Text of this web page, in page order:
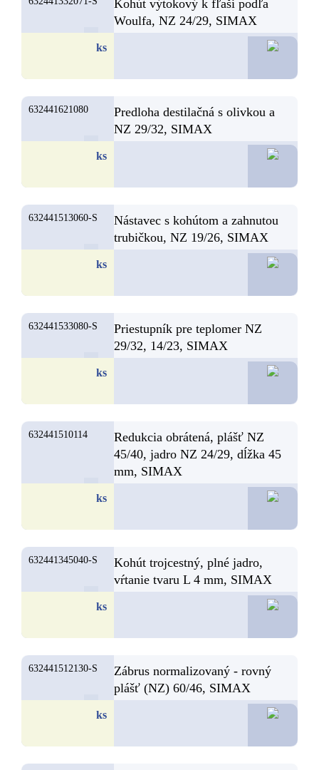
Kohút výtokový k fľaši podľa
Woulfa, NZ 24/29, SIMAX
ks
632441621080
Predloha destilačná s olivkou a
NZ 29/32, SIMAX
ks
632441513060-S
Nástavec s kohútom a zahnutou
trubičkou, NZ 19/26, SIMAX
ks
632441533080-S
Priestupník pre teplomer NZ
29/32, 14/23, SIMAX
ks
632441510114
Redukcia obrátená, plášť NZ
45/40, jadro NZ 24/29, dĺžka 45
mm, SIMAX
ks
632441345040-S
Kohút trojcestný, plné jadro,
vŕtanie tvaru L 4 mm, SIMAX
ks
632441512130-S
Zábrus normalizovaný - rovný
plášť (NZ) 60/46, SIMAX
ks